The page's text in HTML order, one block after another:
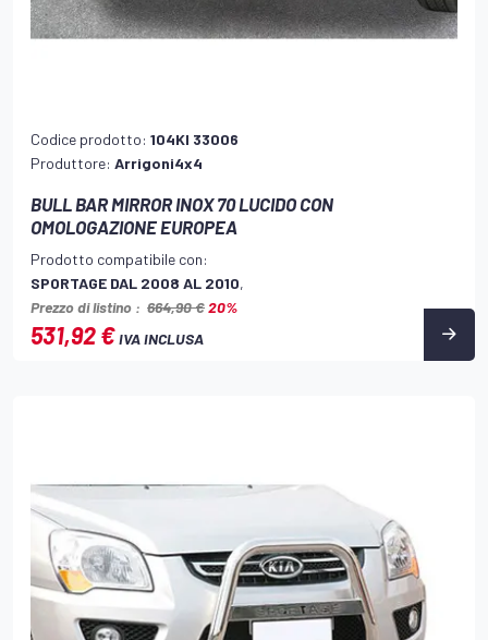
Codice prodotto: 104KI 33006
Produttore: Arrigoni4x4
BULL BAR MIRROR INOX 70 LUCIDO CON
OMOLOGAZIONE EUROPEA
Prodotto compatibile con:
SPORTAGE DAL 2008 AL 2010,
Prezzo di listino : 664,90 €20%
531,92 €IVA INCLUSA